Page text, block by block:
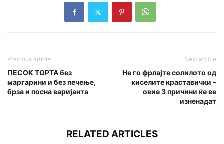
Previous article
ПЕСОК ТОРТА без
маргарини и без печење,
брза и посна варијанта
Next article
Не го фрлајте солилото од
киселите краставички –
овие 3 причини ќе ве
изненадат
RELATED ARTICLES